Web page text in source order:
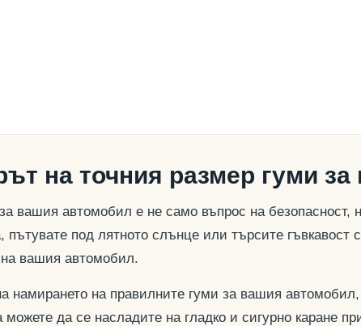
на точния размер гуми
вашия автомобил е не само въпрос на
под лятното слънце или търсите
вашия автомобил.
намирането на правилните гуми за вашия
да се насладите на гладко и сигурно каране